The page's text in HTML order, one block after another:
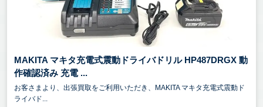
MAKITA マキタ充電式震動ドライバドリル HP487DRGX 動
作確認済み 充電 ...
お客さまより、出張買取をご利用いただき、MAKITA マキタ充電式震動ド
ライバド...